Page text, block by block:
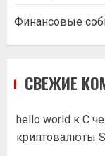
Финансовые
СВЕЖИЕ
hello world к С
криптовалюты